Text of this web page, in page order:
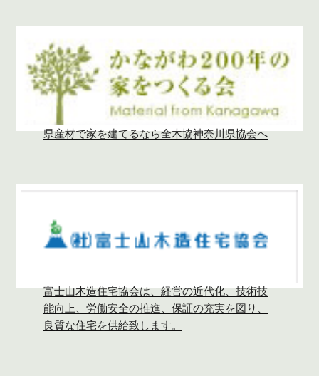
県産材で家を建てるなら全木協神奈川県協会へ
富士山木造住宅協会は、経営の近代化、技術技
能向上、労働安全の推進、保証の充実を図り、
良質な住宅を供給致します。